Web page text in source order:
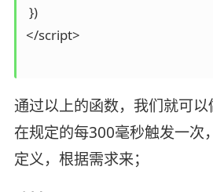
})
</script>
通过以上的函数，我们就可以
在规定的每300毫秒触发一次
定义，根据需求来；